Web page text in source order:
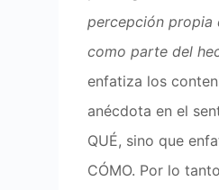
percepción propia
como parte del
enfatiza los
anécdota en el
QUÉ, sino que
CÓMO. Por lo